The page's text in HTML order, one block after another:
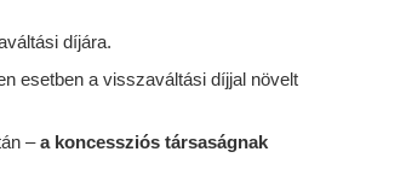
díjára.
esetben a visszaváltási díjjal növelt
–a koncessziós társaságnak